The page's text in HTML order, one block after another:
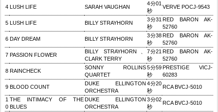
4 LUSH LIFE SARAH VAUGHAN
4分01
秒
VERVE POCJ-9543
5 LUSH LIFE BILLY STRAYHORN
3分31
秒
RED BARON AK-
52760
6 DAY DREAM BILLY STRAYHORN
3分38
秒
RED BARON AK-
52760
7 PASSION FLOWER
BILLY STRAYHORN、
CLARK TERRY
7分21
秒
RED BARON AK-
52760
8 RAINCHECK
SONNY ROLLINS
QUARTET
5分59
秒
PRESTIGE VICJ-
60283
9 BLOOD COUNT
DUKE ELLINGTON
ORCHESTRA
4分20
秒
RCA BVCJ-5010
1
0
THE INTIMACY OF THE
BLUES
DUKE ELLINGTON
ORCHESTRA
3分02
秒
RCA BVCJ-5010